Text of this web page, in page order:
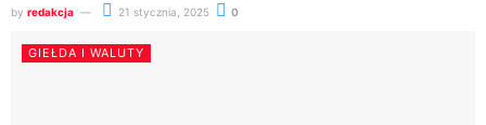
by redakcja 21 stycznia, 2025 0
GIEŁDA I WALUTY